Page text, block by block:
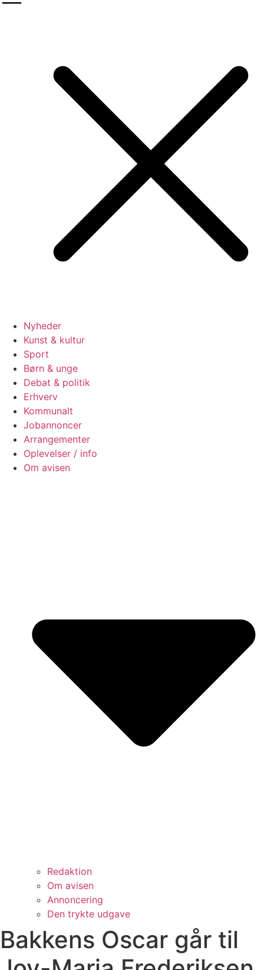
Nyheder
Kunst & kultur
Sport
Børn & unge
Debat & politik
Erhverv
Kommunalt
Jobannoncer
Arrangementer
Oplevelser / info
Om avisen
Redaktion
Om avisen
Annoncering
Den trykte udgave
Bakkens Oscar går til